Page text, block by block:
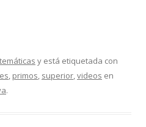
y está etiquetada con
, primos, superior,videos en
.